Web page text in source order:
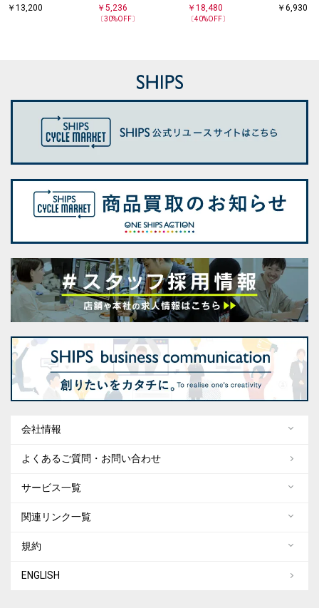
Vネック ペプラム ワ
￥ 13,200
ンク ファンクション
ペプラム オールイン
￥5,236
〔30%OFF〕
ニー対応可）
￥ 18,480
〔40%OFF〕
分袖 ペプ
￥6,930
会社情報
よくあるご質問・お問い合わせ
サービス一覧
関連リンク一覧
規約
ENGLISH